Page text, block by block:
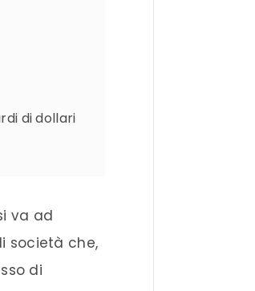
di dollari
va ad
società che,
di